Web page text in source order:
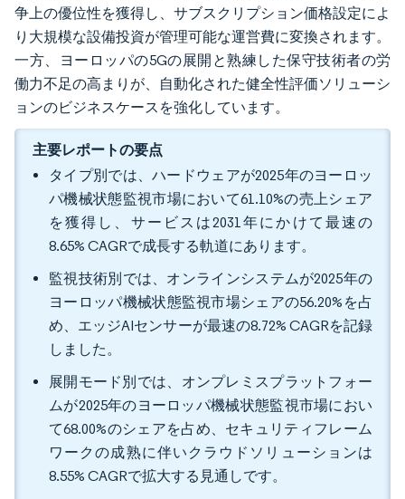
争上の優位性を獲得し、サブスクリプション価格設定によ
り大規模な設備投資が管理可能な運営費に変換されます。
一方、ヨーロッパの5Gの展開と熟練した保守技術者の労
働力不足の高まりが、自動化された健全性評価ソリューシ
ョンのビジネスケースを強化しています。
主要レポートの要点
タイプ別では、ハードウェアが2025年のヨーロッ
パ機械状態監視市場において61.10%の売上シェア
を獲得し、サービスは2031年にかけて最速の
8.65% CAGRで成長する軌道にあります。
監視技術別では、オンラインシステムが2025年の
ヨーロッパ機械状態監視市場シェアの56.20%を占
め、エッジAIセンサーが最速の8.72% CAGRを記録
しました。
展開モード別では、オンプレミスプラットフォー
ムが2025年のヨーロッパ機械状態監視市場におい
て68.00%のシェアを占め、セキュリティフレーム
ワークの成熟に伴いクラウドソリューションは
8.55% CAGRで拡大する見通しです。